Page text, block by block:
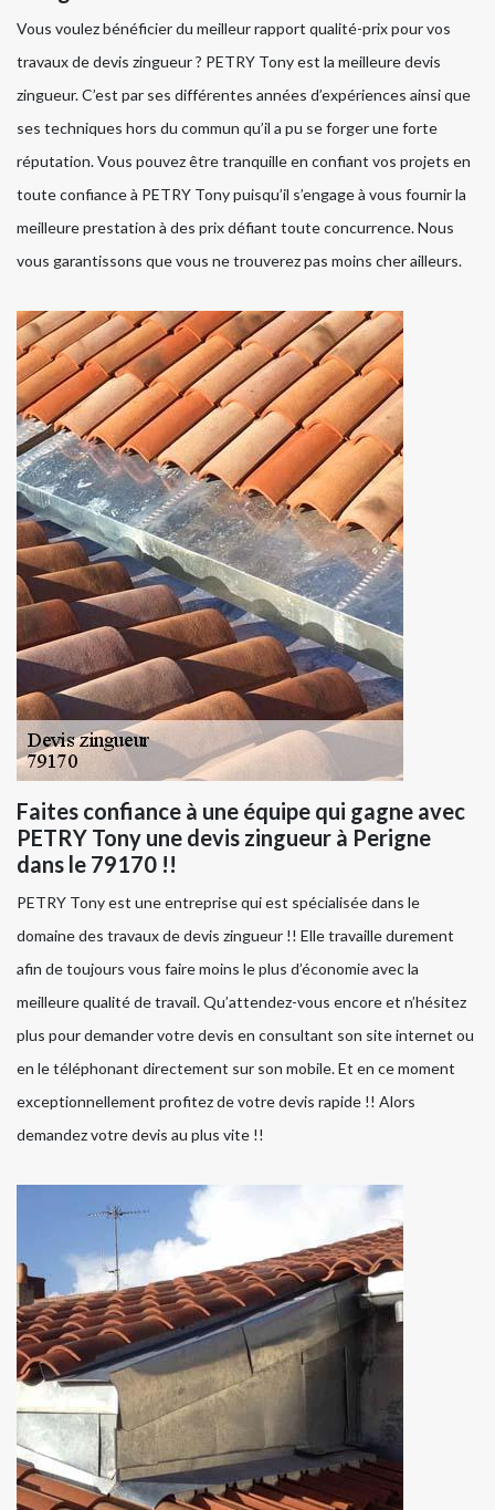
Vous voulez bénéficier du meilleur rapport qualité-prix pour vos
travaux de devis zingueur ? PETRY Tony est la meilleure devis
zingueur. C’est par ses différentes années d’expériences ainsi que
ses techniques hors du commun qu’il a pu se forger une forte
réputation. Vous pouvez être tranquille en confiant vos projets en
toute confiance à PETRY Tony puisqu’il s’engage à vous fournir la
meilleure prestation à des prix défiant toute concurrence. Nous
vous garantissons que vous ne trouverez pas moins cher ailleurs.
Faites confiance à une équipe qui gagne avec
PETRY Tony une devis zingueur à Perigne
dans le 79170 !!
PETRY Tony est une entreprise qui est spécialisée dans le
domaine des travaux de devis zingueur !! Elle travaille durement
afin de toujours vous faire moins le plus d’économie avec la
meilleure qualité de travail. Qu’attendez-vous encore et n’hésitez
plus pour demander votre devis en consultant son site internet ou
en le téléphonant directement sur son mobile. Et en ce moment
exceptionnellement profitez de votre devis rapide !! Alors
demandez votre devis au plus vite !!